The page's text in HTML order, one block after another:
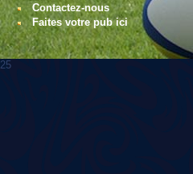
Contactez-nous
Faites votre pub ici
25